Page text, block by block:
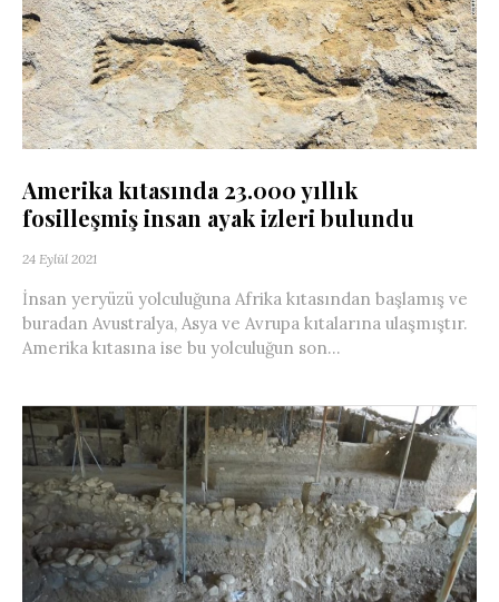
Amerika kıtasında 23.000 yıllık
fosilleşmiş insan ayak izleri bulundu
24 Eylül 2021
İnsan yeryüzü yolculuğuna Afrika kıtasından başlamış ve
buradan Avustralya, Asya ve Avrupa kıtalarına ulaşmıştır.
Amerika kıtasına ise bu yolculuğun son...